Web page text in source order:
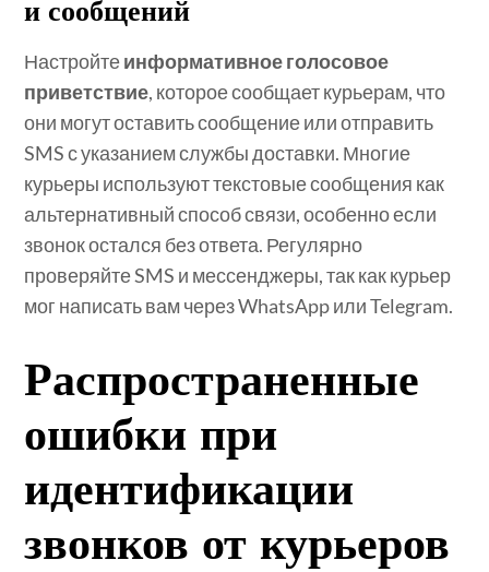
и сообщений
Настройтеинформативное голосовое
приветствие, которое сообщает курьерам, что
они могут оставить сообщение или отправить
SMS с указанием службы доставки. Многие
курьеры используют текстовые сообщения как
альтернативный способ связи, особенно если
звонок остался без ответа. Регулярно
проверяйте SMS и мессенджеры, так как курьер
мог написать вам через WhatsApp или Telegram.
Распространенные
ошибки при
идентификации
звонков от курьеров